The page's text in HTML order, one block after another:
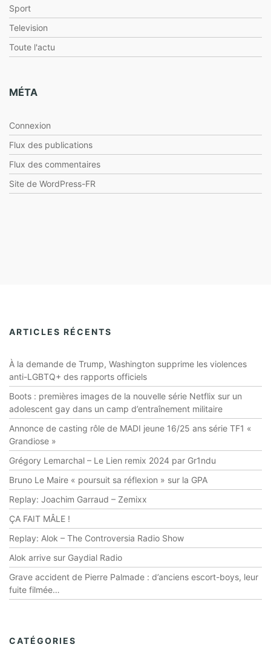
Sport
Television
Toute l'actu
MÉTA
Connexion
Flux des publications
Flux des commentaires
Site de WordPress-FR
ARTICLES RÉCENTS
À la demande de Trump, Washington supprime les violences
anti-LGBTQ+ des rapports officiels
Boots : premières images de la nouvelle série Netflix sur un
adolescent gay dans un camp d’entraînement militaire
Annonce de casting rôle de MADI jeune 16/25 ans série TF1 «
Grandiose »
Grégory Lemarchal – Le Lien remix 2024 par Gr1ndu
Bruno Le Maire « poursuit sa réflexion » sur la GPA
Replay: Joachim Garraud – Zemixx
ÇA FAIT MÂLE !
Replay: Alok – The Controversia Radio Show
Alok arrive sur Gaydial Radio
Grave accident de Pierre Palmade : d’anciens escort-boys, leur
fuite filmée…
CATÉGORIES